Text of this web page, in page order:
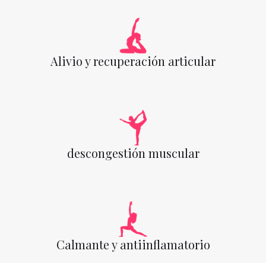
Alivio y recuperación articular
descongestión muscular
Calmante y antiinflamatorio